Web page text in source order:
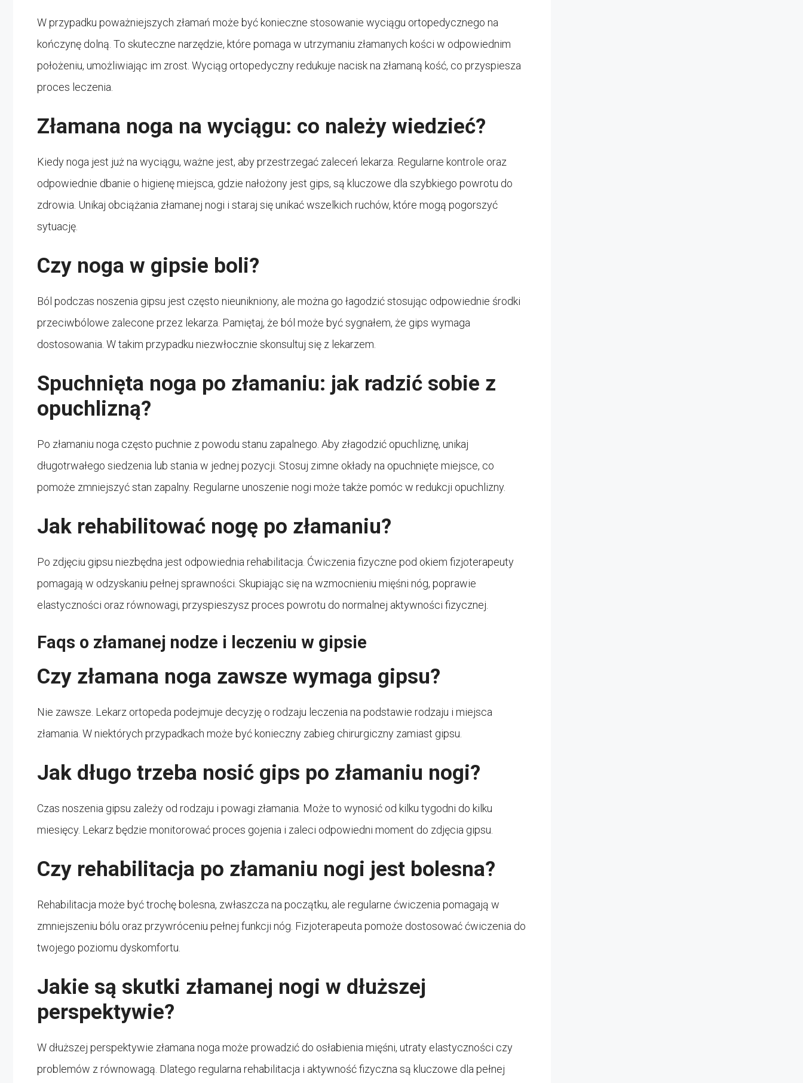
W przypadku poważniejszych złamań może być konieczne stosowanie wyciągu ortopedycznego na
kończynę dolną. To skuteczne narzędzie, które pomaga w utrzymaniu złamanych kości w odpowiednim
położeniu, umożliwiając im zrost. Wyciąg ortopedyczny redukuje nacisk na złamaną kość, co przyspiesza
proces leczenia.
Złamana noga na wyciągu: co należy wiedzieć?
Kiedy noga jest już na wyciągu, ważne jest, aby przestrzegać zaleceń lekarza. Regularne kontrole oraz
odpowiednie dbanie o higienę miejsca, gdzie nałożony jest gips, są kluczowe dla szybkiego powrotu do
zdrowia. Unikaj obciążania złamanej nogi i staraj się unikać wszelkich ruchów, które mogą pogorszyć
sytuację.
Czy noga w gipsie boli?
Ból podczas noszenia gipsu jest często nieunikniony, ale można go łagodzić stosując odpowiednie środki
przeciwbólowe zalecone przez lekarza. Pamiętaj, że ból może być sygnałem, że gips wymaga
dostosowania. W takim przypadku niezwłocznie skonsultuj się z lekarzem.
Spuchnięta noga po złamaniu: jak radzić sobie z
opuchlizną?
Po złamaniu noga często puchnie z powodu stanu zapalnego. Aby złagodzić opuchliznę, unikaj
długotrwałego siedzenia lub stania w jednej pozycji. Stosuj zimne okłady na opuchnięte miejsce, co
pomoże zmniejszyć stan zapalny. Regularne unoszenie nogi może także pomóc w redukcji opuchlizny.
Jak rehabilitować nogę po złamaniu?
Po zdjęciu gipsu niezbędna jest odpowiednia rehabilitacja. Ćwiczenia fizyczne pod okiem fizjoterapeuty
pomagają w odzyskaniu pełnej sprawności. Skupiając się na wzmocnieniu mięśni nóg, poprawie
elastyczności oraz równowagi, przyspieszysz proces powrotu do normalnej aktywności fizycznej.
Faqs o złamanej nodze i leczeniu w gipsie
Czy złamana noga zawsze wymaga gipsu?
Nie zawsze. Lekarz ortopeda podejmuje decyzję o rodzaju leczenia na podstawie rodzaju i miejsca
złamania. W niektórych przypadkach może być konieczny zabieg chirurgiczny zamiast gipsu.
Jak długo trzeba nosić gips po złamaniu nogi?
Czas noszenia gipsu zależy od rodzaju i powagi złamania. Może to wynosić od kilku tygodni do kilku
miesięcy. Lekarz będzie monitorować proces gojenia i zaleci odpowiedni moment do zdjęcia gipsu.
Czy rehabilitacja po złamaniu nogi jest bolesna?
Rehabilitacja może być trochę bolesna, zwłaszcza na początku, ale regularne ćwiczenia pomagają w
zmniejszeniu bólu oraz przywróceniu pełnej funkcji nóg. Fizjoterapeuta pomoże dostosować ćwiczenia do
twojego poziomu dyskomfortu.
Jakie są skutki złamanej nogi w dłuższej
perspektywie?
W dłuższej perspektywie złamana noga może prowadzić do osłabienia mięśni, utraty elastyczności czy
problemów z równowagą. Dlatego regularna rehabilitacja i aktywność fizyczna są kluczowe dla pełnej